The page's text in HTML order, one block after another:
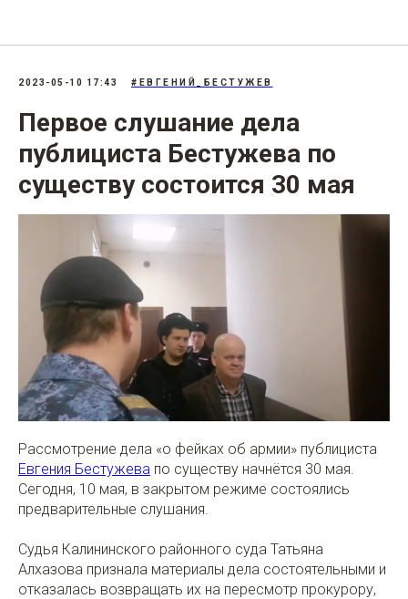
2023-05-10 17:43 #ЕВГЕНИЙ_БЕСТУЖЕВ
Первое слушание дела
публициста Бестужева по
существу состоится 30 мая
Рассмотрение дела «о фейках об армии» публициста
Евгения Бестужева по существу начнётся 30 мая.
Сегодня, 10 мая, в закрытом режиме состоялись
предварительные слушания.
Судья Калининского районного суда Татьяна
Алхазова признала материалы дела состоятельными и
отказалась возвращать их на пересмотр прокурору,